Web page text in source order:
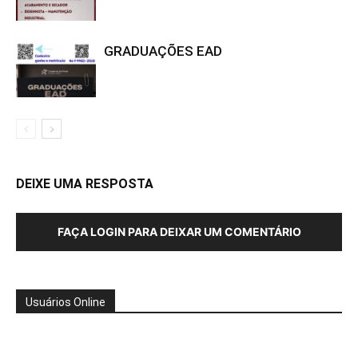
GRADUAÇÕES EAD
DEIXE UMA RESPOSTA
FAÇA LOGIN PARA DEIXAR UM COMENTÁRIO
Usuários Online